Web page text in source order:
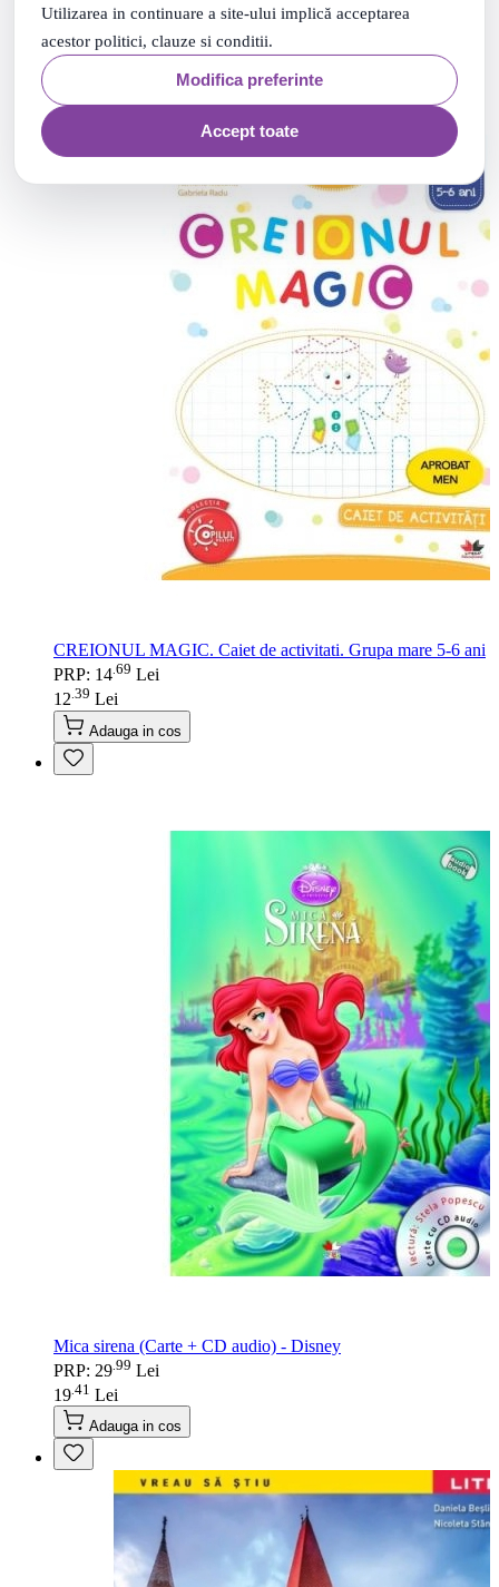
Utilizarea in continuare a site-ului implică acceptarea
acestor politici, clauze si conditii.
Modifica preferinte
Accept toate
12 Lei
Adauga in cos
CREIONUL MAGIC. Caiet de activitati. Grupa mare 5-6 ani
PRP: 14 69 Lei
12 39 Lei
Adauga in cos
Mica sirena (Carte + CD audio) - Disney
PRP: 29 99 Lei
19 41 Lei
Adauga in cos